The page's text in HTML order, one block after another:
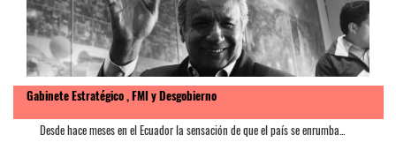
Gabinete Estratégico , FMI y Desgobierno
Desde hace meses en el Ecuador la sensación de que el país se enrumba...